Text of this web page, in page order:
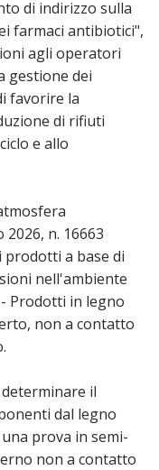
di indirizzo sulla
farmaci antibiotici",
agli operatori
gestione dei
favorire la
di rifiuti
e allo
n. 16663
prodotti a base di
nell'ambiente
Prodotti in legno
non a contatto
il
dal legno
prova in semi-
non a contatto